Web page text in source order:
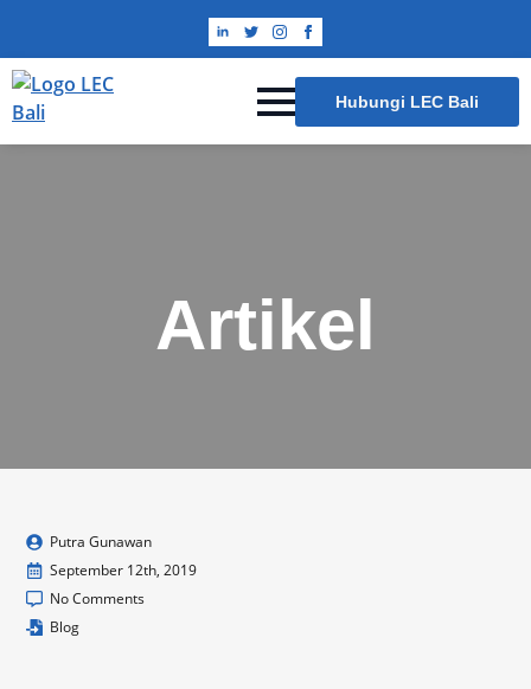
Hubungi LEC Bali
Artikel
Putra Gunawan
September 12th, 2019
No Comments
Blog